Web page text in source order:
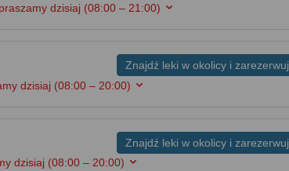
dzisiaj (08:00 – 21:00)
Znajdź leki w okolicy i zarezerwuj
dzisiaj (08:00 – 20:00)
Znajdź leki w okolicy i zarezerwuj
dzisiaj (08:00 – 20:00)